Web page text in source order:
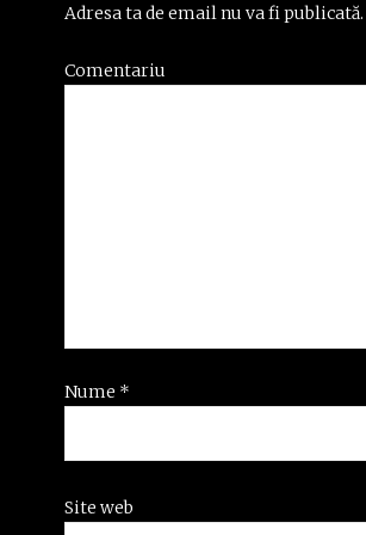
Adresa ta de email nu va fi publicată.
Comentariu
Nume *
Site web